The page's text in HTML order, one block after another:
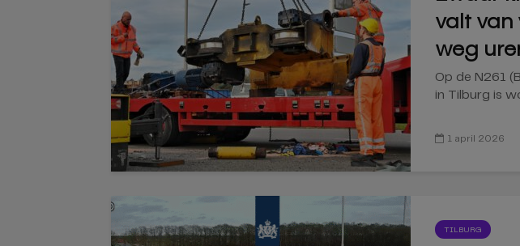
valt
weg
Op de N261
in Tilburg is
1 april 2026
TILBURG